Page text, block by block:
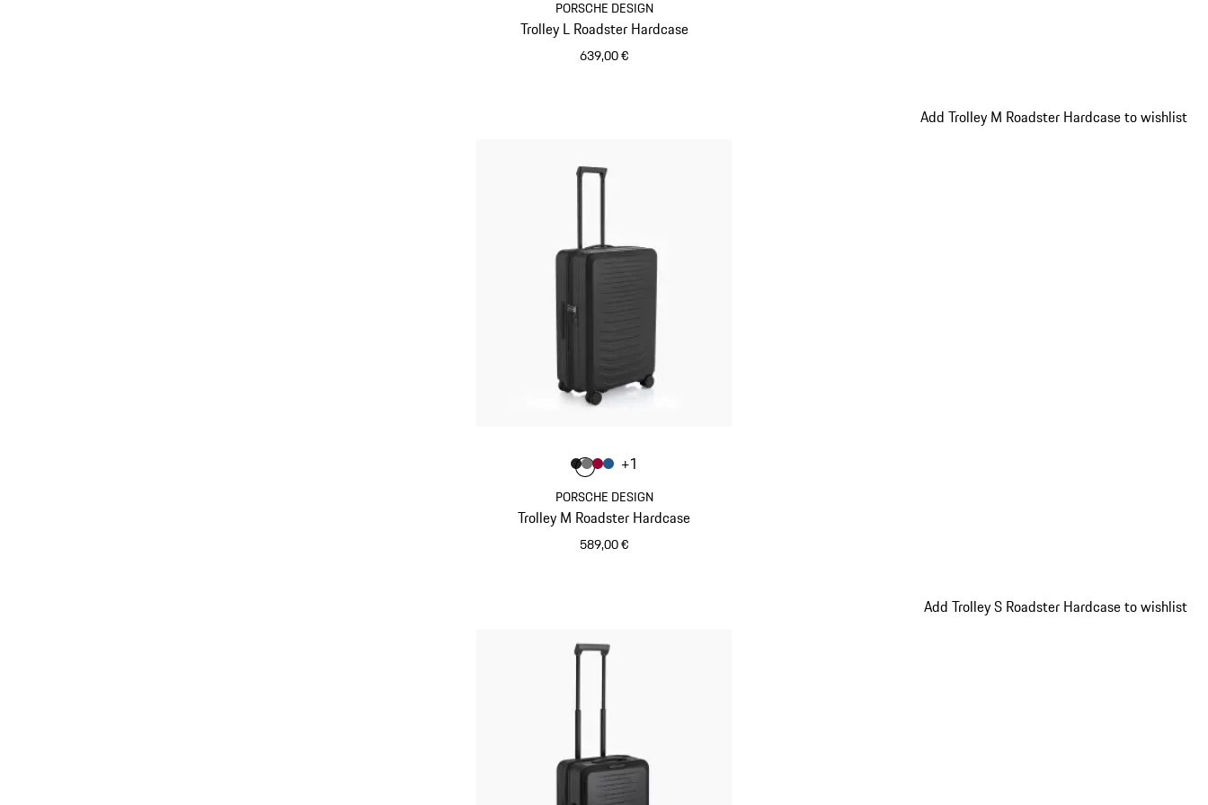
PORSCHE DESIGN
Trolley L Roadster Hardcase
639,00 €
PORSCHE DESIGN
Trolley M Roadster Hardcase
589,00 €
Add Trolley M Roadster Hardcase to wishlist
Colore
ColoreNero Opaco
Colore
Colore
Colore
+1
Add Trolley S Roadster Hardcase to wishlist